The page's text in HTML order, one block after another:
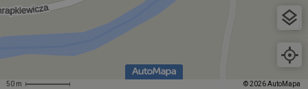
50 m © 2026 AutoMapa
Wydajność
Funkcjonalność
Niezbędne pliki cookie umożliwiają korzystanie z
podstawowych funkcji strony internetowej,
takich jak logowanie użytkownika i zarządzanie